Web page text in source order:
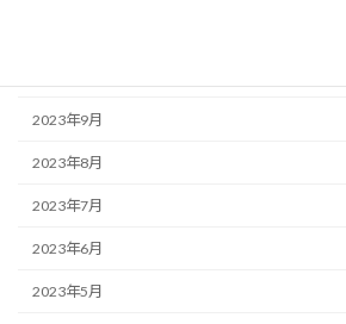
2023年9月
2023年8月
2023年7月
2023年6月
2023年5月